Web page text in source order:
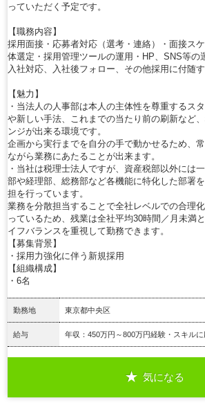
っていただく予定です。
【職務内容】
採用面接・応募者対応（選考・連絡）・面接ス
体選定・採用管理ツールの運用・HP、SNS等の
入社対応、入社後フォロー、その他採用に付随す
【魅力】
・当法人の人事部は本人の主体性を尊重するス
や新しい手法、これまでの当たり前の刷新など
ンジが出来る環境です。
企画から実行までを自分の手で動かせるため、
ながら業務にあたることが出来ます。
・当社は税理士法人ですが、資産税部以外には
部や経理部、総務部など各機能に特化した部署
担を行っています。
業務を分散担当することで全社レベルでの合理
っているため、残業は全社平均30時間／月未満
イフバランスを重視して勤務できます。
【募集背景】
・採用力強化に伴う新規採用
【組織構成】
・6名
勤務地 東京都中央区
給与 年収：450万円～800万円経験・スキル
気になる